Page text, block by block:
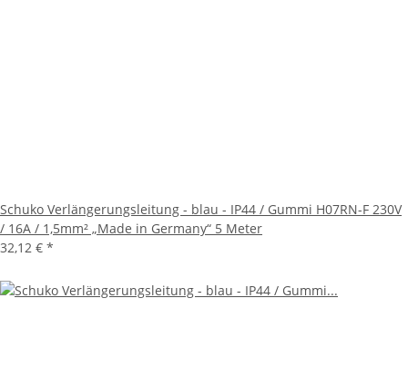
Schuko Verlängerungsleitung - blau - IP44 / Gummi H07RN-F 230V
/ 16A / 1,5mm² „Made in Germany“ 5 Meter
32,12 € *